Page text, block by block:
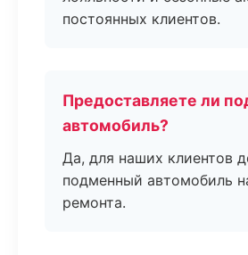
постоянных клиентов.
Предоставляете ли
автомобиль?
Да, для наших клиентов
подменный автомобиль
ремонта.